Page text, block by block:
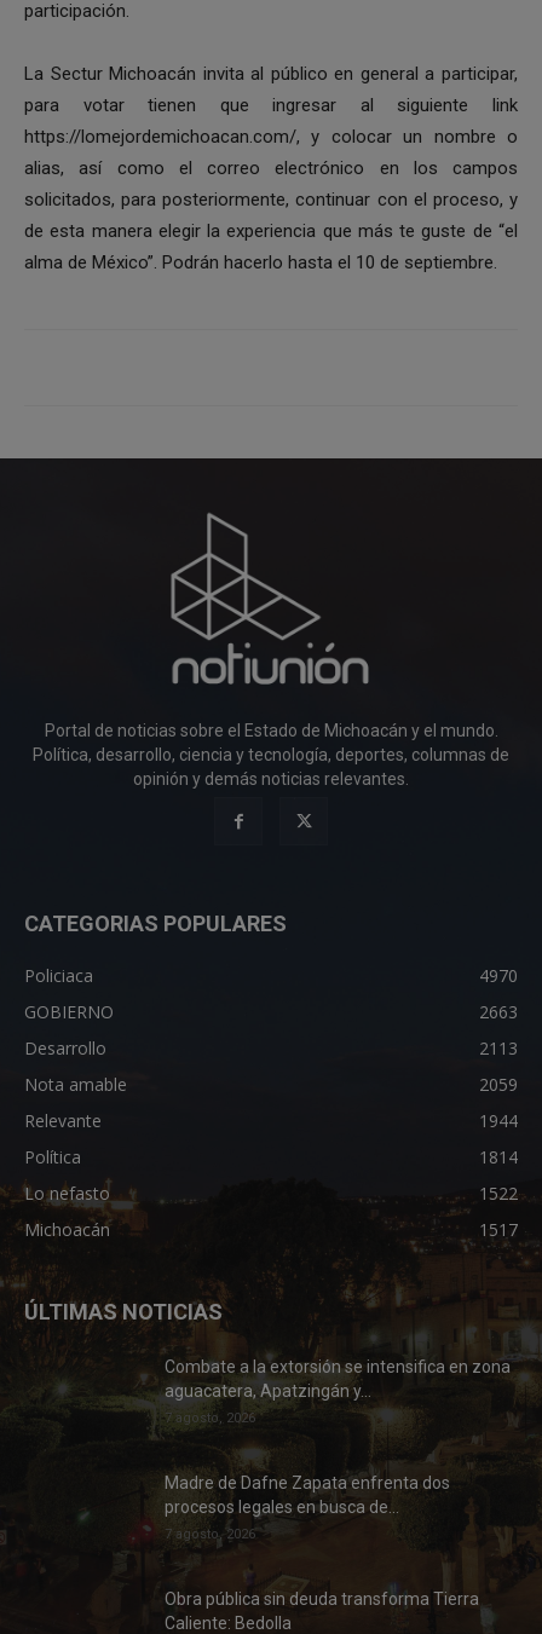
participación.
La Sectur Michoacán invita al público en general a participar,
para votar tienen que ingresar al siguiente link
https://lomejordemichoacan.com/, y colocar un nombre o
alias, así como el correo electrónico en los campos
solicitados, para posteriormente, continuar con el proceso, y
de esta manera elegir la experiencia que más te guste de “el
alma de México”. Podrán hacerlo hasta el 10 de septiembre.
Portal de noticias sobre el Estado de Michoacán y el mundo.
Política, desarrollo, ciencia y tecnología, deportes, columnas de
opinión y demás noticias relevantes.
CATEGORIAS POPULARES
Policiaca
4970
GOBIERNO
2663
Desarrollo
2113
Nota amable
2059
Relevante
1944
Política
1814
Lo nefasto
1522
Michoacán
1517
ÚLTIMAS NOTICIAS
Combate a la extorsión se intensifica en zona
aguacatera, Apatzingán y...
7 agosto, 2026
Madre de Dafne Zapata enfrenta dos
procesos legales en busca de...
7 agosto, 2026
Obra pública sin deuda transforma Tierra
Caliente: Bedolla